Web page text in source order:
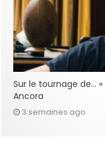
Sur le tournage de… «
Ancora
3 semaines ago